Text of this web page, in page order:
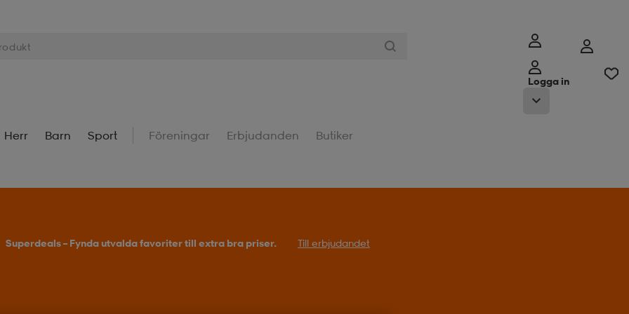
Logga in
Herr Barn Sport Föreningar Erbjudanden Butiker
Superdeals – Fynda utvalda favoriter till extra bra priser. Till erbjudandet